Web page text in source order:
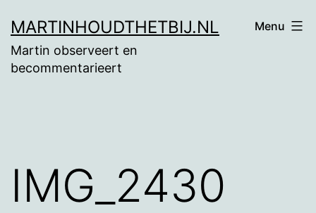
naar
de
MARTINHOUDTHETBIJ.NL
Martin observeert en
becommentarieert
Menu
IMG_2430